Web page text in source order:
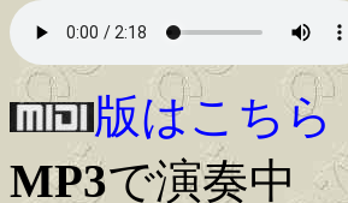
版はこちら
MP3で演奏中